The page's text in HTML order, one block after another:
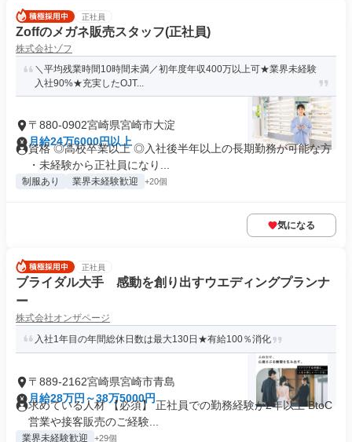
正社員
Zoffのメガネ販売スタッフ(正社員)
株式会社ゾフ
＼平均残業時間10時間未満／初年度年収400万以上可★業界未経験
入社90%★充実したOJT...
〒880-0902宮崎県宮崎市大淀
月給24万6000円以上
資格 ◎高校卒業以上 ◎入社後半年以上の長期勤務が可能な方
・未経験から正社員になり...
制服あり 業界未経験歓迎 +20個
気になる
正社員
ブライダル大手 感動を創り出すウエディングプランナ
ー
株式会社オンザページ
入社1年目の年間総休日数は最大130日★有給100％消化
〒889-2162宮崎県宮崎市青島
月給28万円～38万5000円
求めている人材 【必須】 正社員での勤務経験が2年以上 BtoC
営業や接客販売のご経験...
業界未経験歓迎 +29個